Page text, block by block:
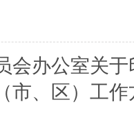
会办公室关
市、区）工